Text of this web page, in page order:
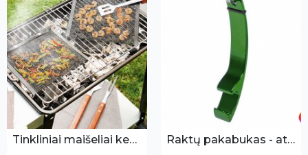
Tinkliniai maišeliai kepimui Raktų pakabukas - atidarytuvas